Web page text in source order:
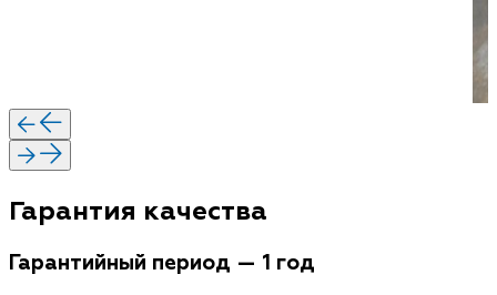
Гарантия качества
Гарантийный период — 1 год